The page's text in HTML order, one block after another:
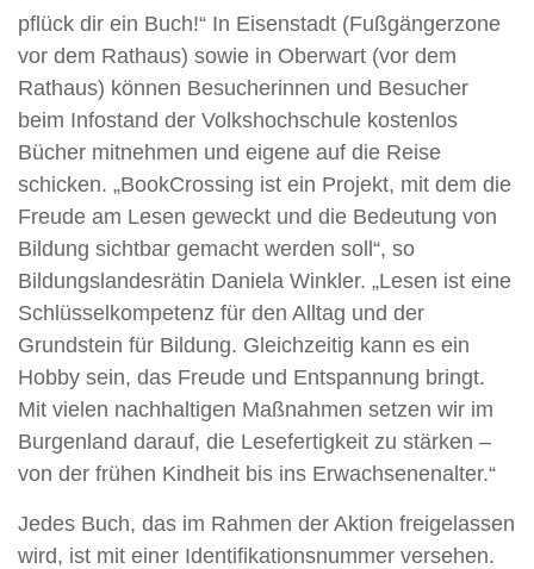
pflück dir ein Buch!“ In Eisenstadt (Fußgängerzone
vor dem Rathaus) sowie in Oberwart (vor dem
Rathaus) können Besucherinnen und Besucher
beim Infostand der Volkshochschule kostenlos
Bücher mitnehmen und eigene auf die Reise
schicken. „BookCrossing ist ein Projekt, mit dem die
Freude am Lesen geweckt und die Bedeutung von
Bildung sichtbar gemacht werden soll“, so
Bildungslandesrätin Daniela Winkler. „Lesen ist eine
Schlüsselkompetenz für den Alltag und der
Grundstein für Bildung. Gleichzeitig kann es ein
Hobby sein, das Freude und Entspannung bringt.
Mit vielen nachhaltigen Maßnahmen setzen wir im
Burgenland darauf, die Lesefertigkeit zu stärken –
von der frühen Kindheit bis ins Erwachsenenalter.“
Jedes Buch, das im Rahmen der Aktion freigelassen
wird, ist mit einer Identifikationsnummer versehen.